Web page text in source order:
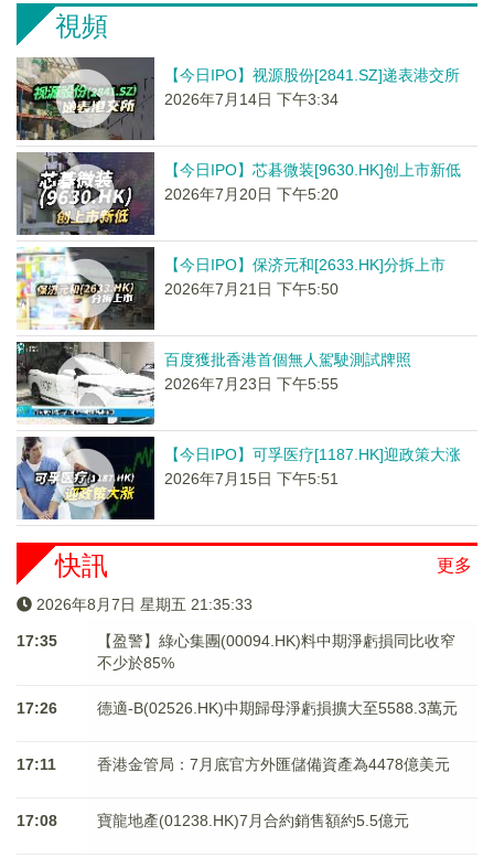
視頻
【今日IPO】视源股份[2841.SZ]递表港交所
2026年7月14日 下午3:34
【今日IPO】芯碁微装[9630.HK]创上市新低
2026年7月20日 下午5:20
【今日IPO】保济元和[2633.HK]分拆上市
2026年7月21日 下午5:50
百度獲批香港首個無人駕駛測試牌照
2026年7月23日 下午5:55
【今日IPO】可孚医疗[1187.HK]迎政策大涨
2026年7月15日 下午5:51
更多
快訊
2026年8月7日 星期五 21:35:33
17:35
【盈警】綠心集團(00094.HK)料中期淨虧損同比收窄
不少於85%
17:26 德適-B(02526.HK)中期歸母淨虧損擴大至5588.3萬元
17:11 香港金管局：7月底官方外匯儲備資產為4478億美元
17:08 寶龍地產(01238.HK)7月合約銷售額約5.5億元